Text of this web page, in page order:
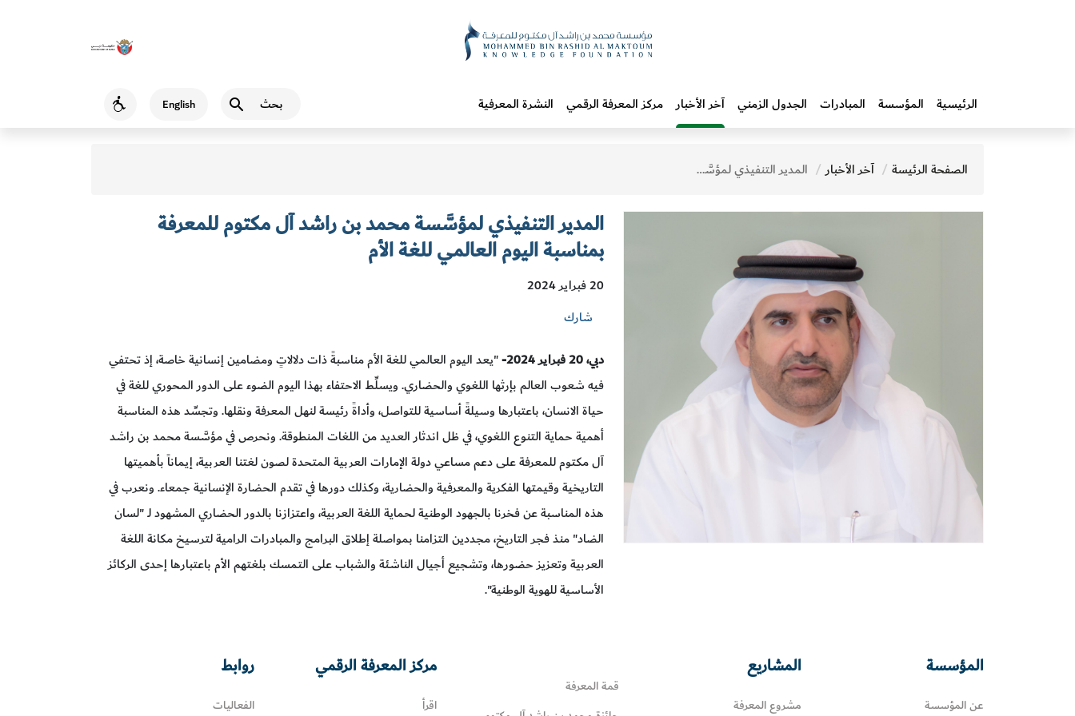
English
Accessibility الرئيسية المؤسسة المبادرات‎ الجدول الزمني آخر الأخبار مركز المعرفة الرقمي النشرة المعرفية
الصفحة الرئيسة آخر الأخبار المدير التنفيذي لمؤسَّسة محمد بن راشد آل مكتوم للمعرفة بمناسبة اليوم العالمي للغة الأم
المدير التنفيذي لمؤسَّسة محمد بن راشد آل مكتوم للمعرفة
بمناسبة اليوم العالمي للغة الأم
20 فبراير 2024
شارك
دبي،20فبراير 2024-
"يعد اليوم العالمي للغة الأم مناسبةً ذات دلالاتٍ ومضامين إنسانية خاصة، إذ تحتفي
فيه شعوب العالم بإرثها اللغوي والحضاري. ويسلِّط الاحتفاء بهذا اليوم الضوء على الدور المحوري للغة في
حياة الانسان، باعتبارها وسيلةً أساسية للتواصل، وأداةً رئيسة لنهل المعرفة ونقلها. وتجسِّد هذه المناسبة
أهمية حماية التنوع اللغوي، في ظل اندثار العديد من اللغات المنطوقة. ونحرص في مؤسَّسة محمد بن راشد
آل مكتوم للمعرفة على دعم مساعي دولة الإمارات العربية المتحدة لصون لغتنا العربية، إيماناً بأهميتها
التاريخية وقيمتها الفكرية والمعرفية والحضارية، وكذلك دورها في تقدم الحضارة الإنسانية جمعاء. ونعرب في
هذه المناسبة عن فخرنا بالجهود الوطنية لحماية اللغة العربية، واعتزازنا بالدور الحضاري المشهود لـ "لسان
الضاد" منذ فجر التاريخ، مجددين التزامنا بمواصلة إطلاق البرامج والمبادرات الرامية لترسيخ مكانة اللغة
العربية وتعزيز حضورها، وتشجيع أجيال الناشئة والشباب على التمسك بلغتهم الأم باعتبارها إحدى الركائز
الأساسية للهوية الوطنية".
المؤسسة
عن المؤسسة
المشاريع
مشروع المعرفة
قمة المعرفة
مركز المعرفة الرقمي
اقرأ
روابط
الفعاليات